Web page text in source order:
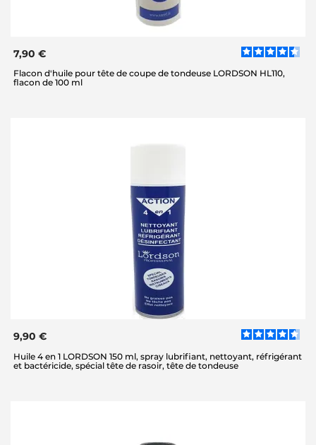
7,90 €
Flacon d'huile pour tête de coupe de tondeuse LORDSON HL110,
flacon de 100 ml
9,90 €
Huile 4 en 1 LORDSON 150 ml, spray lubrifiant, nettoyant, réfrigérant
et bactéricide, spécial tête de rasoir, tête de tondeuse